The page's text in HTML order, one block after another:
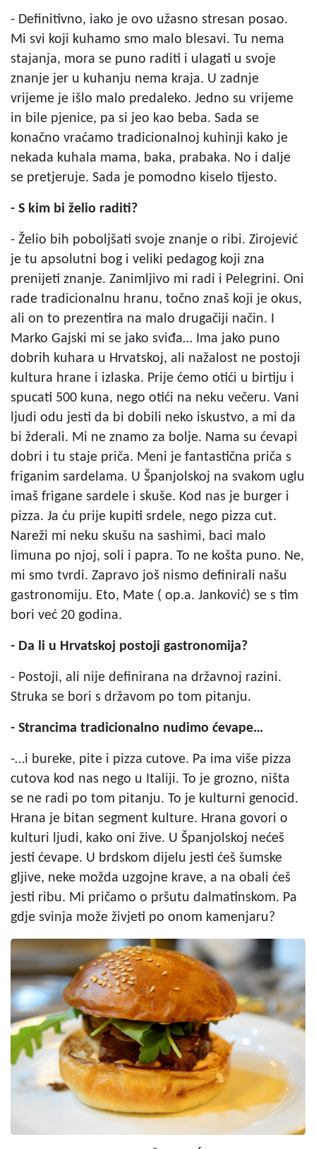
- Definitivno, iako je ovo užasno stresan posao.
Mi svi koji kuhamo smo malo blesavi. Tu nema
stajanja, mora se puno raditi i ulagati u svoje
znanje jer u kuhanju nema kraja. U zadnje
vrijeme je išlo malo predaleko. Jedno su vrijeme
in bile pjenice, pa si jeo kao beba. Sada se
konačno vraćamo tradicionalnoj kuhinji kako je
nekada kuhala mama, baka, prabaka. No i dalje
se pretjeruje. Sada je pomodno kiselo tijesto.
- S kim bi želio raditi?
- Želio bih poboljšati svoje znanje o ribi. Zirojević
je tu apsolutni bog i veliki pedagog koji zna
prenijeti znanje. Zanimljivo mi radi i Pelegrini. Oni
rade tradicionalnu hranu, točno znaš koji je okus,
ali on to prezentira na malo drugačiji način. I
Marko Gajski mi se jako sviđa… Ima jako puno
dobrih kuhara u Hrvatskoj, ali nažalost ne postoji
kultura hrane i izlaska. Prije ćemo otići u birtiju i
spucati 500 kuna, nego otići na neku večeru. Vani
ljudi odu jesti da bi dobili neko iskustvo, a mi da
bi žderali. Mi ne znamo za bolje. Nama su ćevapi
dobri i tu staje priča. Meni je fantastična priča s
friganim sardelama. U Španjolskoj na svakom uglu
imaš frigane sardele i skuše. Kod nas je burger i
pizza. Ja ću prije kupiti srdele, nego pizza cut.
Nareži mi neku skušu na sashimi, baci malo
limuna po njoj, soli i papra. To ne košta puno. Ne,
mi smo tvrdi. Zapravo još nismo definirali našu
gastronomiju. Eto, Mate ( op.a. Janković) se s tim
bori već 20 godina.
- Da li u Hrvatskoj postoji gastronomija?
- Postoji, ali nije definirana na državnoj razini.
Struka se bori s državom po tom pitanju.
- Strancima tradicionalno nudimo ćevape…
-…i bureke, pite i pizza cutove. Pa ima više pizza
cutova kod nas nego u Italiji. To je grozno, ništa
se ne radi po tom pitanju. To je kulturni genocid.
Hrana je bitan segment kulture. Hrana govori o
kulturi ljudi, kako oni žive. U Španjolskoj nećeš
jesti ćevape. U brdskom dijelu jesti ćeš šumske
gljive, neke možda uzgojne krave, a na obali ćeš
jesti ribu. Mi pričamo o pršutu dalmatinskom. Pa
gdje svinja može živjeti po onom kamenjaru?